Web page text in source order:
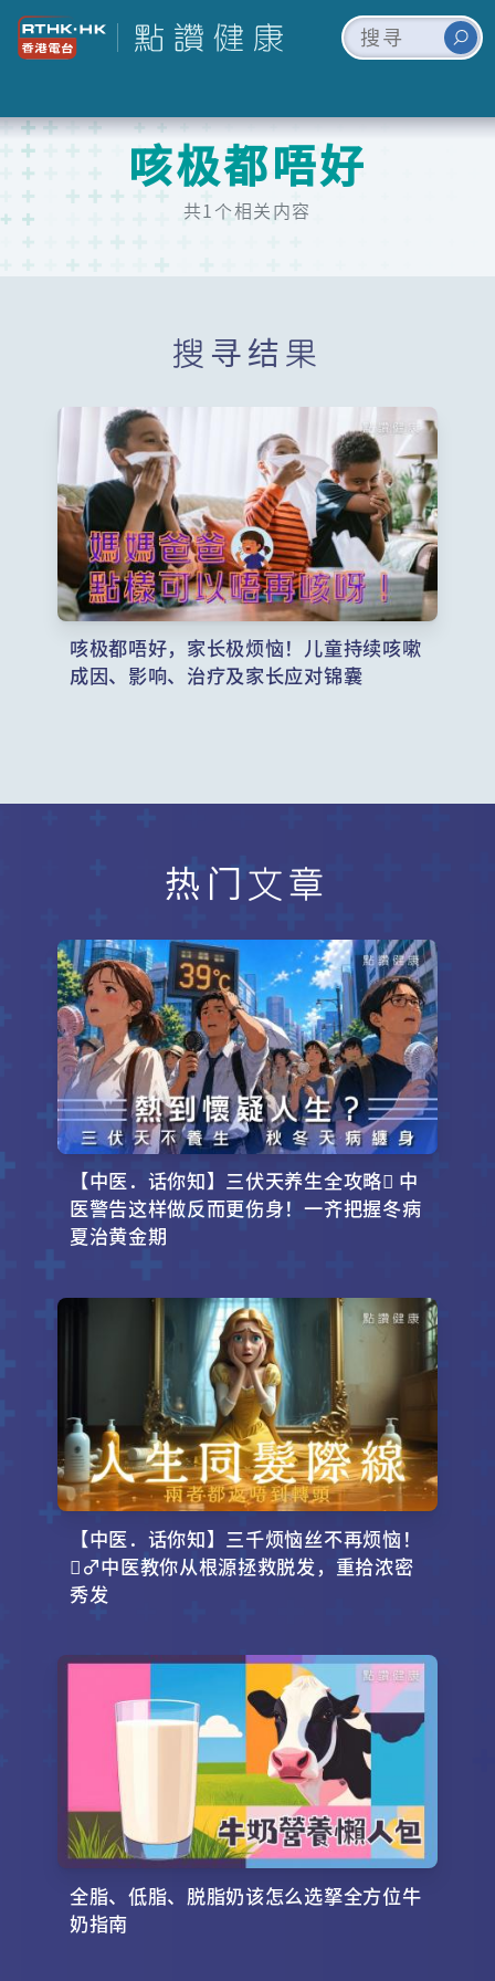
咳极都唔好
共1个相关内容
搜寻结果
咳极都唔好，家长极烦恼！儿童持续咳嗽
成因、影响、治疗及家长应对锦囊
热门文章
【中医．话你知】三伏天养生全攻略 中
医警告这样做反而更伤身！一齐把握冬病
夏治黄金期
【中医．话你知】三千烦恼丝不再烦恼！
‍♂️中医教你从根源拯救脱发，重拾浓密
秀发
全脂、低脂、脱脂奶该怎么选拏全方位牛
奶指南